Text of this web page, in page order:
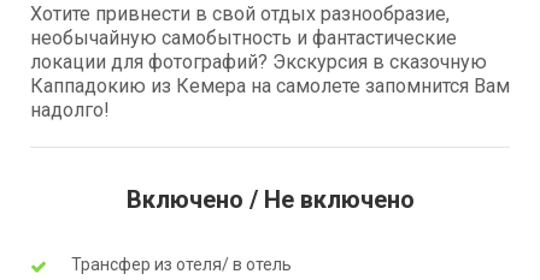
Хотите привнести в свой отдых разнообразие,
необычайную самобытность и фантастические
локации для фотографий? Экскурсия в сказочную
Каппадокию из Кемера на самолете запомнится Вам
надолго!
Включено / Не включено
Трансфер из отеля/ в отель